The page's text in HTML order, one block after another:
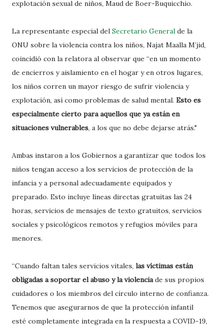
explotación sexual de niños, Maud de Boer-Buquicchio.
La representante especial del Secretario General de la
ONU sobre la violencia contra los niños, Najat Maalla M’jid,
coincidió con la relatora al observar que “en un momento
de encierros y aislamiento en el hogar y en otros lugares,
los niños corren un mayor riesgo de sufrir violencia y
explotación, así como problemas de salud mental. Esto es
especialmente cierto para aquellos que ya están en
situaciones vulnerables, a los que no debe dejarse atrás."
Ambas instaron a los Gobiernos a garantizar que todos los
niños tengan acceso a los servicios de protección de la
infancia y a personal adecuadamente equipados y
preparado. Esto incluye líneas directas gratuitas las 24
horas, servicios de mensajes de texto gratuitos, servicios
sociales y psicológicos remotos y refugios móviles para
menores.
“Cuando faltan tales servicios vitales, las víctimas están
obligadas a soportar el abuso y la violenciade sus propios
cuidadores o los miembros del círculo interno de confianza.
Tenemos que asegurarnos de que la protección infantil
esté completamente integrada en la respuesta a COVID-19,